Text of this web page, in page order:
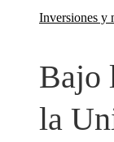
Inversiones y
Bajo
la